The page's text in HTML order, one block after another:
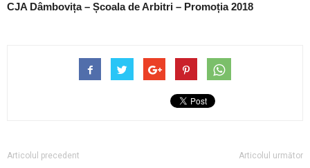
CJA Dâmbovița – Școala de Arbitri – Promoția 2018
Articolul precedent Articolul următor